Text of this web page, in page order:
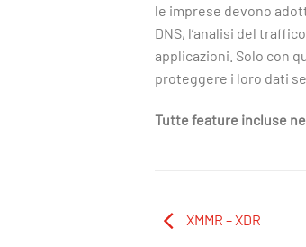
le imprese devono
DNS, l’analisi del
applicazioni. Solo con
proteggere i loro dati
Tutte feature incluse
XMMR – XDR